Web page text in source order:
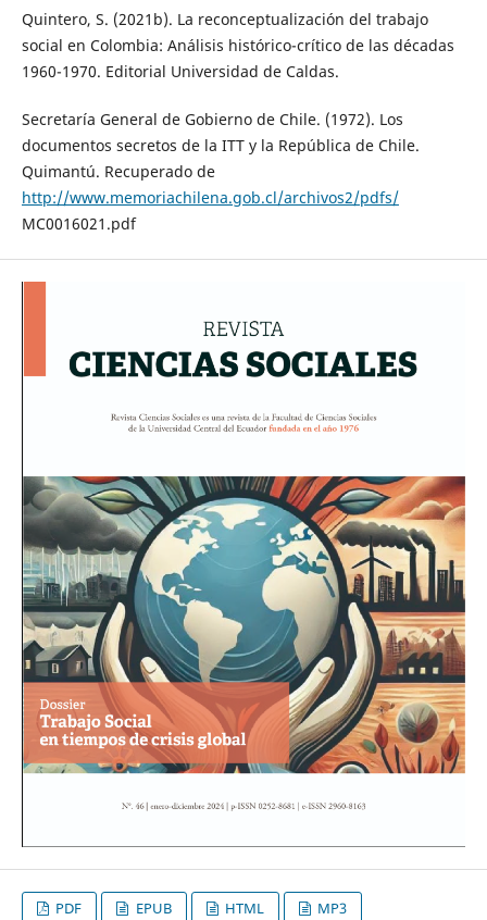
Quintero, S. (2021b). La reconceptualización del trabajo
social en Colombia: Análisis histórico-crítico de las décadas
1960-1970. Editorial Universidad de Caldas.
Secretaría General de Gobierno de Chile. (1972). Los
documentos secretos de la ITT y la República de Chile.
Quimantú. Recuperado de
http://www.memoriachilena.gob.cl/archivos2/pdfs/
MC0016021.pdf
PDF EPUB HTML MP3